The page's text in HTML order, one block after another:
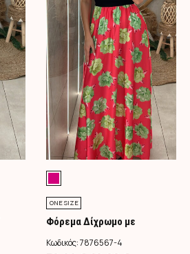
ONE SIZE
Φόρεμα Δίχρωμο με
Λουλούδια/Φούξια
Κωδικός:7876567-4